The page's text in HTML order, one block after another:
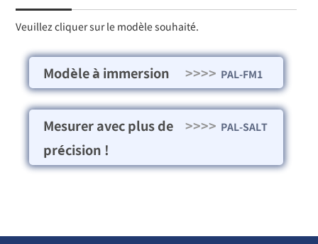
Veuillez cliquer sur le modèle souhaité.
Modèle à immersion >>>> PAL-FM1
Mesurer avec plus de
précision !
>>>> PAL-SALT